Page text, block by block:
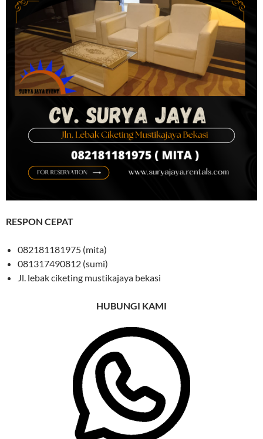
RESPON CEPAT
082181181975 (mita)
081317490812 (sumi)
Jl. lebak ciketing mustikajaya bekasi
HUBUNGI KAMI